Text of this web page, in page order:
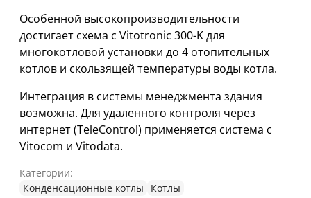
Особенной высокопроизводительности
достигает схема с Vitotronic 300-K для
многокотловой установки до 4 отопительных
котлов и скользящей температуры воды котла.
Интеграция в системы менеджмента здания
возможна. Для удаленного контроля через
интернет (TeleControl) применяется система с
Vitocom и Vitodata.
Категории:
Конденсационные котлы
Котлы